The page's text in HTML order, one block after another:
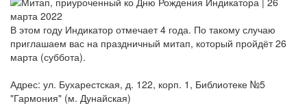
В этом году Индикатор отмечает 4 года. По такому случаю
приглашаем вас на праздничный митап, который пройдёт 26
марта (суббота).
Адрес: ул. Бухарестская, д. 122, корп. 1, Библиотеке №5
"Гармония" (м. Дунайская)